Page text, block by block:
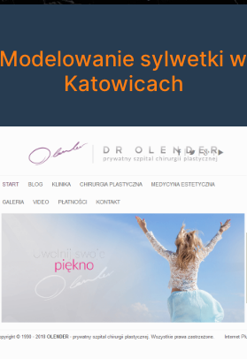
Modelowanie sylwetki w
Katowicach